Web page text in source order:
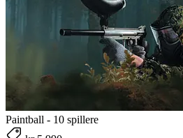
Paintball - 10 spillere